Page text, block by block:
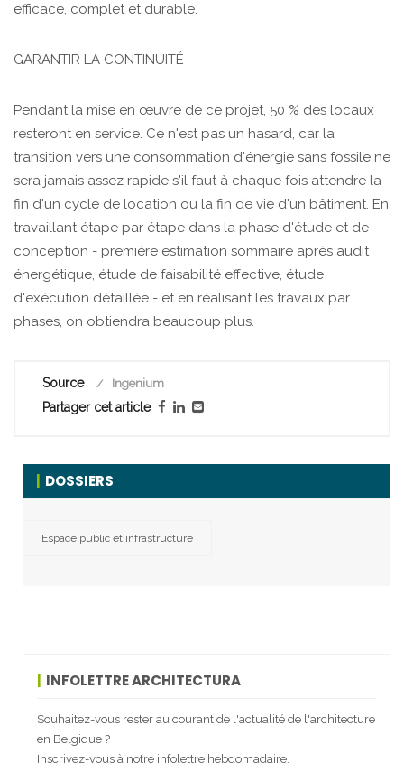
efficace, complet et durable.
GARANTIR LA CONTINUITÉ
Pendant la mise en œuvre de ce projet, 50 % des locaux
resteront en service. Ce n'est pas un hasard, car la
transition vers une consommation d'énergie sans fossile ne
sera jamais assez rapide s'il faut à chaque fois attendre la
fin d'un cycle de location ou la fin de vie d'un bâtiment. En
travaillant étape par étape dans la phase d'étude et de
conception - première estimation sommaire après audit
énergétique, étude de faisabilité effective, étude
d'exécution détaillée - et en réalisant les travaux par
phases, on obtiendra beaucoup plus.
Source Ingenium
Partager cet article
DOSSIERS
Espace public et infrastructure
INFOLETTRE ARCHITECTURA
Souhaitez-vous rester au courant de l'actualité de l'architecture
en Belgique ?
Inscrivez-vous à notre infolettre hebdomadaire.